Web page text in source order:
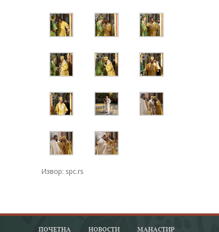
Извор: spc.rs
ПОЧЕТНА НОВОСТИ МАНАСТИР